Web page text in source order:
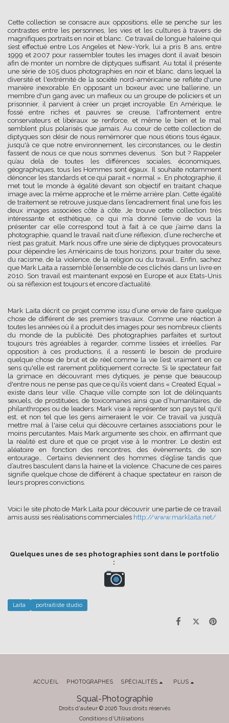
Cette collection se consacre aux oppositions, elle se penche sur les
contrastes entre les personnes, les vies et les cultures à travers de
magnifiques portraits en noir et blanc. Ce travail de longue haleine qui
s’est effectué entre Los Angeles et New-York, lui a pris 8 ans, entre
1999 et 2007 pour rassembler toutes les images dont il avait besoin
afin de monter un nombre de diptyques suffisant. Au total il présente
une série de 105 duos photographies en noir et blanc, dans lequel la
diversité et l'extrémité de la société nord-américaine se reflète d'une
manière inexorable. En opposant un boxeur avec une ballerine, un
membre d'un gang avec un mafieux ou un groupe de policiers et un
prisonnier, il parvient à créer un projet incroyable. En Amérique, le
fossé entre riches et pauvres se creuse, l'affrontement entre
conservateurs et libéraux se renforce, et même le bien et le mal
semblent plus polarisés que jamais. Au cœur de cette collection de
diptyques son désir de nous remémorer que nous étions tous égaux,
jusqu'à ce que notre environnement, les circonstances, ou le destin
fassent de nous ce que nous sommes devenus. Son but ? Rappeler
qu’au delà de toutes les différences sociales, économiques,
géographiques, tous les Hommes sont égaux. Il souhaite notamment
dénoncer les standards et ce qui parait « normal ». En photographie, il
met tout le monde à égalité devant son objectif en traitant chaque
image avec la même approche et le même arrière plan. Cette égalité
de traitement se retrouve jusque dans l’encadrement final une fois les
deux images associées côte à côte. Je trouve cette collection très
intéressante et esthétique, ce qui m’a donné l’envie de vous la
présenter car elle correspond tout à fait à ce que j’aime dans la
photographie, quand le travail nait d’une réflexion, d’une recherche et
n’est pas gratuit. Mark nous offre une série de diptyques provocateurs
pour dépeindre les Américains de tous horizons, pour traiter du sexe,
du racisme, de la violence, de la religion ou du travail… Enfin, sachez
que Mark Laita a rassemblé l’ensemble de ces clichés dans un livre en
2010. Son travail est maintenant exposé en Europe et aux Etats-Unis
où sa réflexion est toujours et encore d’actualité.
Mark Laita décrit ce projet comme issu d’une envie de faire quelque
chose de différent de ses premiers travaux. Comme une réaction à
toutes les années où il a produit des images pour ses nombreux clients
du monde de la publicité. Des photographies parfaites et surtout
toujours très agréables à regarder, comme lissées et irréelles. Par
opposition à ces productions, il a ressenti le besoin de produire
quelque chose de brut et de réel comme la vie l’est vraiment en ce
sens qu'elle est rarement politiquement correcte. Si le spectateur fait
la grimace en découvrant mes dytiques, je pense que beaucoup
d'entre nous ne pense pas que ce qu’ils voient dans « Created Equal »
existe dans leur ville. Chaque ville compte son lot de délinquants
sexuels, de prostituées, de toxicomanes ainsi que d’humanitaires, de
philanthropes ou de leaders. Mark vise à représenter son pays tel qu'il
est, et non tel que les gens aimeraient le voir. Ce travail va jusqu’à
mettre mal à l'aise celui qui découvre certaines associations pour le
moins percutantes. Mais Mark argumente ses choix, en affirmant que
la réalité est dure et que ce projet vise à le montrer. Le destin est
aléatoire en fonction des rencontres, des évènements, de son
entourage… Certains deviennent des hommes d’église tandis que
d’autres basculent dans la haine et la violence. Chacune de ces paires
signifie quelque chose de différent à chaque spectateur en raison de
leurs propres convictions.
Voici le site photo de Mark Laita pour découvrir une partie de ce travail
amis aussi ses réalisations commerciales http://www.marklaita.net/
Quelques unes de ses photographies sont dans le portfolio
:
Laita portraitiste studio
Squal-Photographie
Droits d'auteur © 2026 Tous droits réservés
Conditions d'Utilisations
ACCUEIL PHOTOGRAPHES SPÉCIALITÉS PLUS